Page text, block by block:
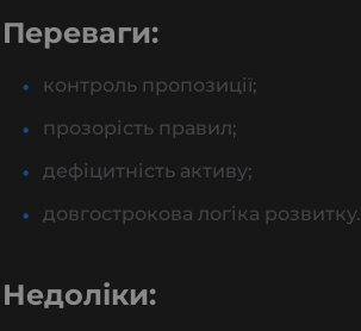
Переваги:
контроль пропозиції;
прозорість правил;
дефіцитність активу;
довгострокова логіка розвитку.
Недоліки: